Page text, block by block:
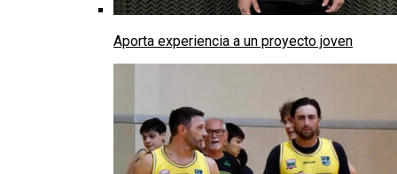
Aporta experiencia a un proyecto joven